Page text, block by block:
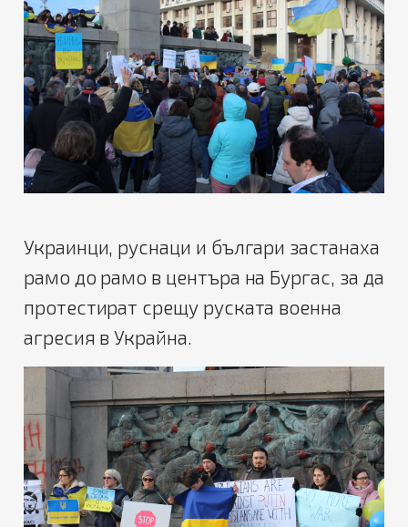
Украинци, руснаци и българи застанаха
рамо до рамо в центъра на Бургас, за да
протестират срещу руската военна
агресия в Украйна.